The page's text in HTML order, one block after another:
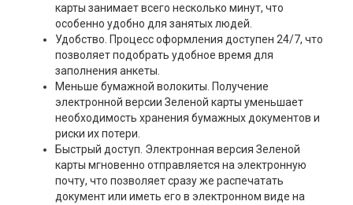
карты занимает всего несколько минут, что
особенно удобно для занятых людей.
Удобство. Процесс оформления доступен 24/7, что
позволяет подобрать удобное время для
заполнения анкеты.
Меньше бумажной волокиты. Получение
электронной версии Зеленой карты уменьшает
необходимость хранения бумажных документов и
риски их потери.
Быстрый доступ. Электронная версия Зеленой
карты мгновенно отправляется на электронную
почту, что позволяет сразу же распечатать
документ или иметь его в электронном виде на